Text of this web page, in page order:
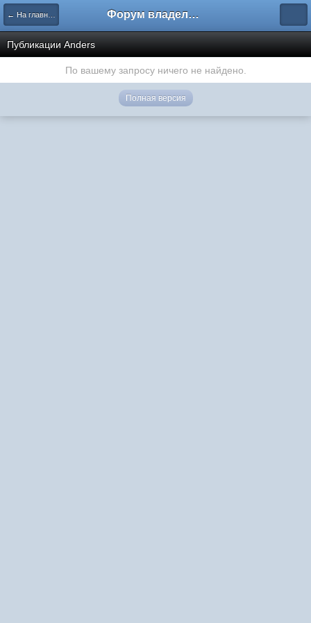
← На главную Форум владельцев интернет-магазинов
Публикации Anders
По вашему запросу ничего не найдено.
Полная версия